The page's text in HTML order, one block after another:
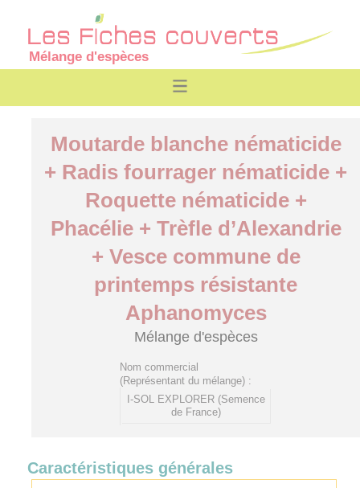
Mélange d'espèces
Moutarde blanche nématicide
+ Radis fourrager nématicide +
Roquette nématicide +
Phacélie + Trèfle d’Alexandrie
+ Vesce commune de
printemps résistante
Aphanomyces
Mélange d'espèces
Nom commercial
(Représentant du mélange) :
I-SOL EXPLORER (Semence
de France)
Caractéristiques générales